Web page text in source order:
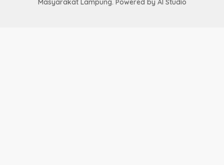
Masyarakat Lampung. Powered by AI Studio